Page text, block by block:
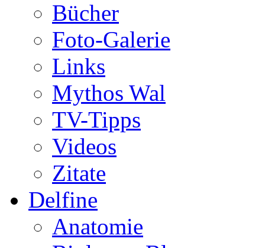
Bücher
Foto-Galerie
Links
Mythos Wal
TV-Tipps
Videos
Zitate
Delfine
Anatomie